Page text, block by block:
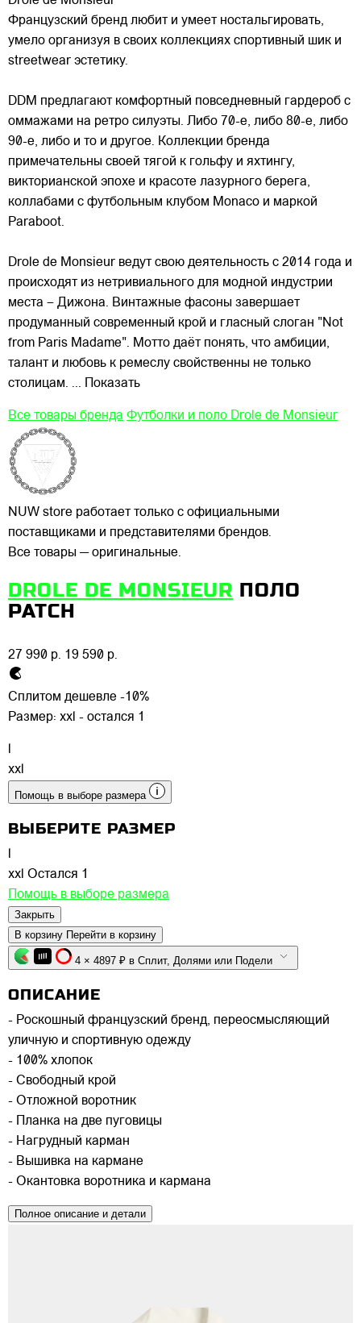
Французский бренд любит и умеет ностальгировать,
умело организуя в своих коллекциях спортивный шик и
streetwear эстетику.
DDM предлагают комфортный повседневный гардероб с
оммажами на ретро силуэты. Либо 70-е, либо 80-е, либо
90-е, либо и то и другое. Коллекции бренда
примечательны своей тягой к гольфу и яхтингу,
викторианской эпохе и красоте лазурного берега,
коллабами с футбольным клубом Monaco и маркой
Paraboot.
Drole de Monsieur ведут свою деятельность с 2014 года и
происходят из нетривиального для модной индустрии
места – Дижона. Винтажные фасоны завершает
продуманный современный крой и гласный слоган "Not
from Paris Madame". Мотто даёт понять, что амбиции,
талант и любовь к ремеслу свойственны не только
столицам. ... Показать
Все товары бренда Футболки и поло Drole de Monsieur
NUW store работает только с официальными
поставщиками и представителями брендов.
Все товары — оригинальные.
DROLE DE MONSIEUR ПОЛО
PATCH
27 990 р. 19 590 р.
Сплитом дешевле -10%
Размер: xxl - остался 1
xxl
Помощь в выборе размера
ВЫБЕРИТЕ РАЗМЕР
l
xxl Остался 1
Помощь в выборе размера
Закрыть
В корзину Перейти в корзину
4 × 4897 ₽ в Сплит, Долями или Подели
ОПИСАНИЕ
- Роскошный французский бренд, переосмысляющий
уличную и спортивную одежду
- 100% хлопок
- Свободный крой
- Отложной воротник
- Планка на две пуговицы
- Нагрудный карман
- Вышивка на кармане
- Окантовка воротника и кармана
Полное описание и детали